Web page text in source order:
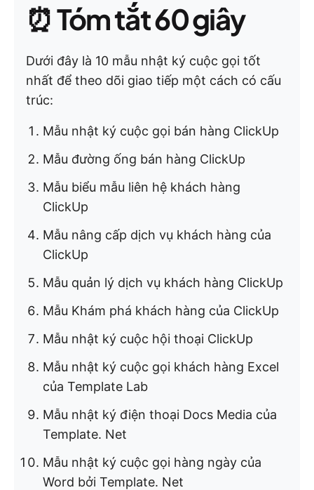
⏰Tóm tắt 60 giây
Dưới đây là 10 mẫu nhật ký cuộc gọi tốt
nhất để theo dõi giao tiếp một cách có cấu
trúc:
Mẫu nhật ký cuộc gọi bán hàng ClickUp
Mẫu đường ống bán hàng ClickUp
Mẫu biểu mẫu liên hệ khách hàng
ClickUp
Mẫu nâng cấp dịch vụ khách hàng của
ClickUp
Mẫu quản lý dịch vụ khách hàng ClickUp
Mẫu Khám phá khách hàng của ClickUp
Mẫu nhật ký cuộc hội thoại ClickUp
Mẫu nhật ký cuộc gọi khách hàng Excel
của Template Lab
Mẫu nhật ký điện thoại Docs Media của
Template. Net
Mẫu nhật ký cuộc gọi hàng ngày của
Word bởi Template. Net